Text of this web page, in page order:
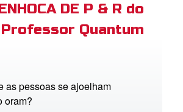
DE P & R do
Professor Quantum
as pessoas se ajoelham
oram?